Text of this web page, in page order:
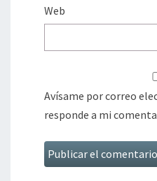
Web
Avísame por correo
responde a mi